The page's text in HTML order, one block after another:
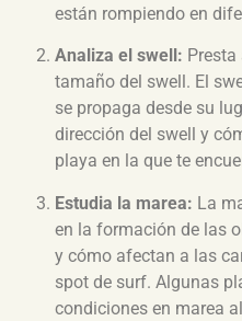
están rompiendo en
Analiza el swell:
tamaño del swell. El
se propaga desde su
dirección del swell y
playa en la que te
Estudia la marea: La
en la formación de las
y cómo afectan a las
spot de surf. Algunas
condiciones en marea